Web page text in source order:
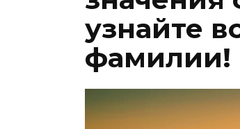
узнайте
фамилии!